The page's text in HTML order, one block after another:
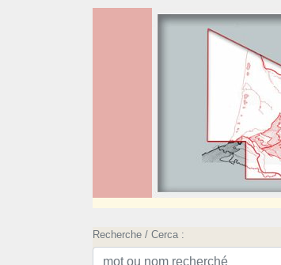
Recherche / Cerca :